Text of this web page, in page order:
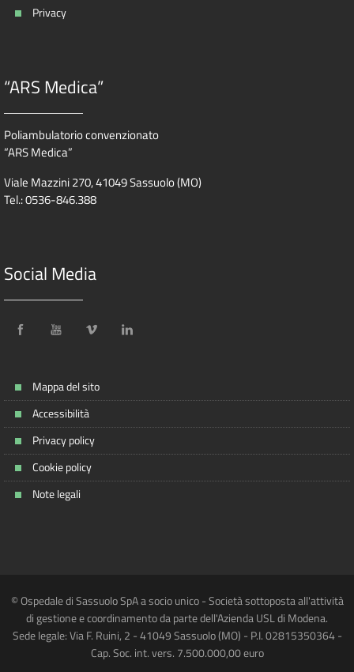
Privacy
“ARS Medica”
Poliambulatorio convenzionato
“ARS Medica”
Viale Mazzini 270, 41049 Sassuolo (MO)
Tel.: 0536-846.388
Social Media
Mappa del sito
Accessibilità
Privacy policy
Cookie policy
Note legali
© Ospedale di Sassuolo SpA a socio unico - Società sottoposta all'attività
di gestione e coordinamento da parte dell'Azienda USL di Modena.
Sede legale: Via F. Ruini, 2 - 41049 Sassuolo (MO) - P.I. 02815350364 -
Cap. Soc. int. vers. 7.500.000,00 euro